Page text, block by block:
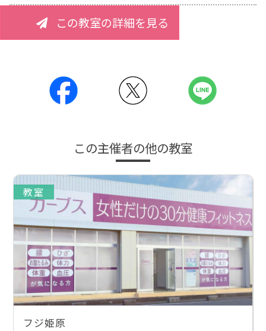
この教室の詳細を見る
この主催者の他の教室
教室
フジ姫原